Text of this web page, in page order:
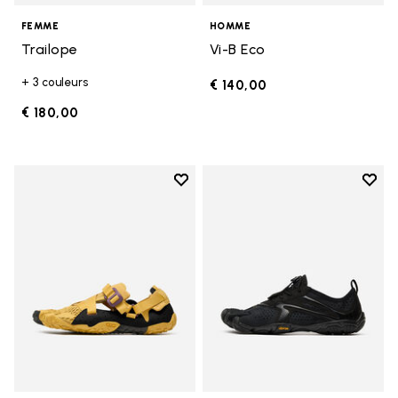
FEMME
Trailope
+ 3 couleurs
€ 180,00
HOMME
Vi-B Eco
€ 140,00
Add to wishlist
Add